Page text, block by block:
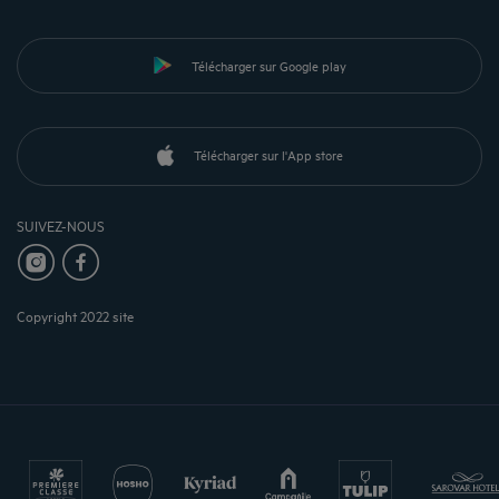
Télécharger sur Google play
Télécharger sur l'App store
SUIVEZ-NOUS
Copyright 2022 site